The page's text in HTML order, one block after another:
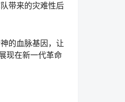
带来的灾难性后
的血脉基因，让
现在新一代革命